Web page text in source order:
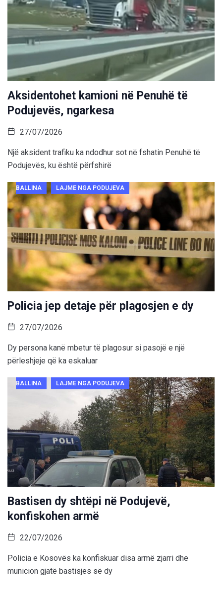
Aksidentohet kamioni në Penuhë të
Podujevës, ngarkesa
27/07/2026
Një aksident trafiku ka ndodhur sot në fshatin Penuhë të
Podujevës, ku është përfshirë
BALLINA LAJME NGA PODUJEVA
Policia jep detaje për plagosjen e dy
27/07/2026
Dy persona kanë mbetur të plagosur si pasojë e një
përleshjeje që ka eskaluar
BALLINA LAJME NGA PODUJEVA
Bastisen dy shtëpi në Podujevë,
konfiskohen armë
22/07/2026
Policia e Kosovës ka konfiskuar disa armë zjarri dhe
municion gjatë bastisjes së dy